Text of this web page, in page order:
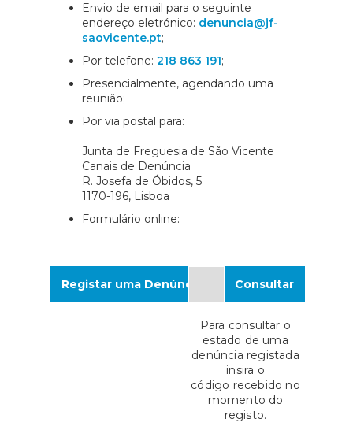
Envio de email para o seguinte
endereço eletrónico: denuncia@jf-
saovicente.pt;
Por telefone: 218 863 191;
Presencialmente, agendando uma
reunião;
Por via postal para:
Junta de Freguesia de São Vicente
Canais de Denúncia
R. Josefa de Óbidos, 5
1170-196, Lisboa
Formulário online:
Registar uma Denúncia Consultar
Para consultar o
estado de uma
denúncia registada
insira o
código recebido no
momento do
registo.